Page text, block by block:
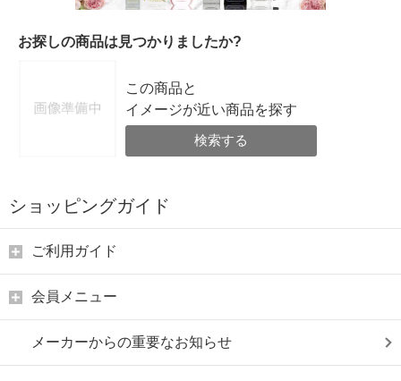
お探しの商品は見つかりましたか?
この商品と
イメージが近い商品を探す
検索する
ショッピングガイド
ご利用ガイド
会員メニュー
メーカーからの重要なお知らせ